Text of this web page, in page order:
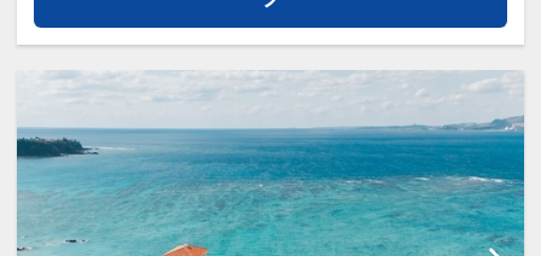
・ベビーカー（バギータイプ）
・お子様用補助便座
・お子様用踏み台
・蓋付きオムツ用ゴミ箱
※上記アメニティのお手配をご希望のお
客様は、事前にホテルまでご連絡くださ
●滞在中、ビーチチェアー（２脚）・ビ
※１日１室につき１セット
●朝食をランチに変更可能♪（メニュー限
定）
「サーフサイド・カフェ」にてブッフェ